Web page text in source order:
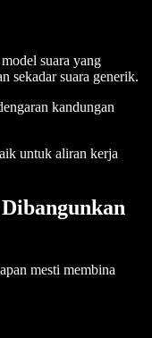
suara yang
sekadar suara generik.
kandungan
untuk aliran kerja
mesti membina